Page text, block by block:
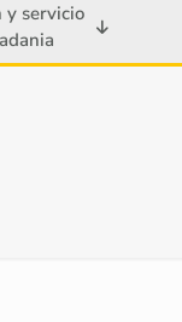
y servicio